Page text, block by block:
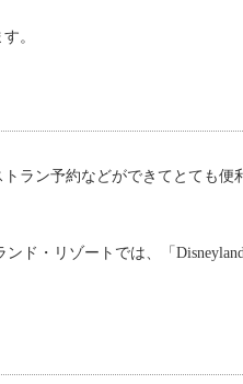
。
ラン予約などができてとても便
ド・リゾートでは、「